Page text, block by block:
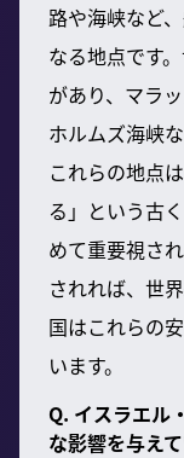
路や海峡など
なる地点です
があり、マラ
ホルムズ海峡
これらの地点
る」という古
めて重要視さ
されれば、世
国はこれらの
います。
Q. イスラエル
な影響を与え